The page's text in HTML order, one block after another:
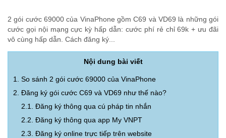
2 gói cước 69000 của VinaPhone gồm C69 và VD69 là những gói
cước gọi nội mạng cực kỳ hấp dẫn: cước phí rẻ chỉ 69k + ưu đãi
vô cùng hấp dẫn. Cách đăng ký...
Nội dung bài viết
1. So sánh 2 gói cước 69000 của VinaPhone
2. Đăng ký gói cước C69 và VD69 như thế nào?
2.1. Đăng ký thông qua cú pháp tin nhắn
2.2. Đăng ký thông qua app My VNPT
2.3. Đăng ký online trực tiếp trên website